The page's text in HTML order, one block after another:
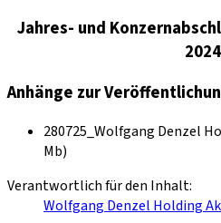
Jahres- und
2024
Anhänge zur
280725_Wolfgang Denzel
Mb)
Verantwortlich für den Inhalt:
Wolfgang Denzel Holding